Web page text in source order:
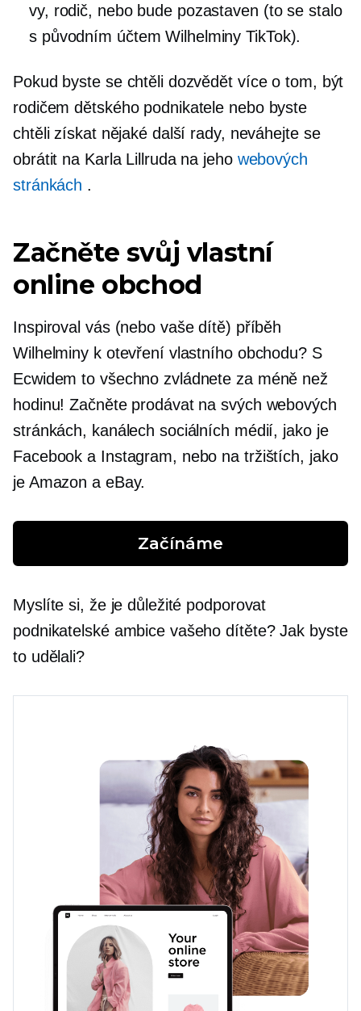
vy, rodič, nebo bude pozastaven (to se stalo
s původním účtem Wilhelminy TikTok).
Pokud byste se chtěli dozvědět více o tom, být
rodičem dětského podnikatele nebo byste
chtěli získat nějaké další rady, neváhejte se
obrátit na Karla Lillruda na jeho webových
stránkách .
Začněte svůj vlastní
online obchod
Inspiroval vás (nebo vaše dítě) příběh
Wilhelminy k otevření vlastního obchodu? S
Ecwidem to všechno zvládnete za méně než
hodinu! Začněte prodávat na svých webových
stránkách, kanálech sociálních médií, jako je
Facebook a Instagram, nebo na tržištích, jako
je Amazon a eBay.
Začínáme
Myslíte si, že je důležité podporovat
podnikatelské ambice vašeho dítěte? Jak byste
to udělali?